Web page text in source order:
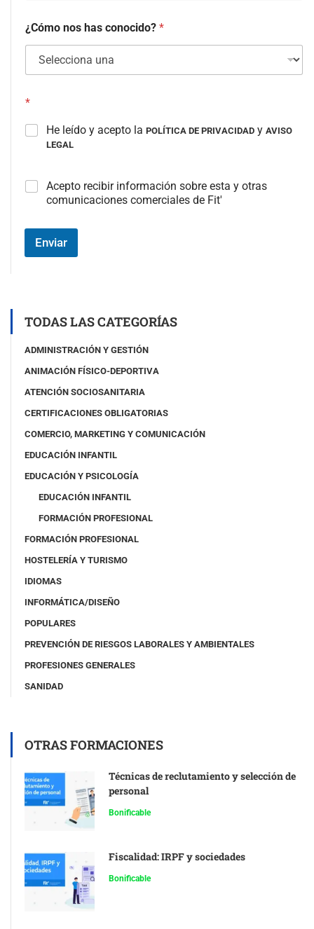
¿Cómo nos has conocido? *
*
He leído y acepto la POLÍTICA DE PRIVACIDAD y AVISO
LEGAL
C
a
3
p
i
)
Acepto recibir información sobre esta y otras
comunicaciones comerciales de Fit'
Enviar
TODAS LAS CATEGORÍAS
ADMINISTRACIÓN Y GESTIÓN
ANIMACIÓN FÍSICO-DEPORTIVA
ATENCIÓN SOCIOSANITARIA
CERTIFICACIONES OBLIGATORIAS
COMERCIO, MARKETING Y COMUNICACIÓN
EDUCACIÓN INFANTIL
EDUCACIÓN Y PSICOLOGÍA
EDUCACIÓN INFANTIL
FORMACIÓN PROFESIONAL
FORMACIÓN PROFESIONAL
HOSTELERÍA Y TURISMO
IDIOMAS
INFORMÁTICA/DISEÑO
POPULARES
PREVENCIÓN DE RIESGOS LABORALES Y AMBIENTALES
PROFESIONES GENERALES
SANIDAD
OTRAS FORMACIONES
Técnicas de reclutamiento y selección de
personal
Bonificable
Fiscalidad: IRPF y sociedades
Bonificable